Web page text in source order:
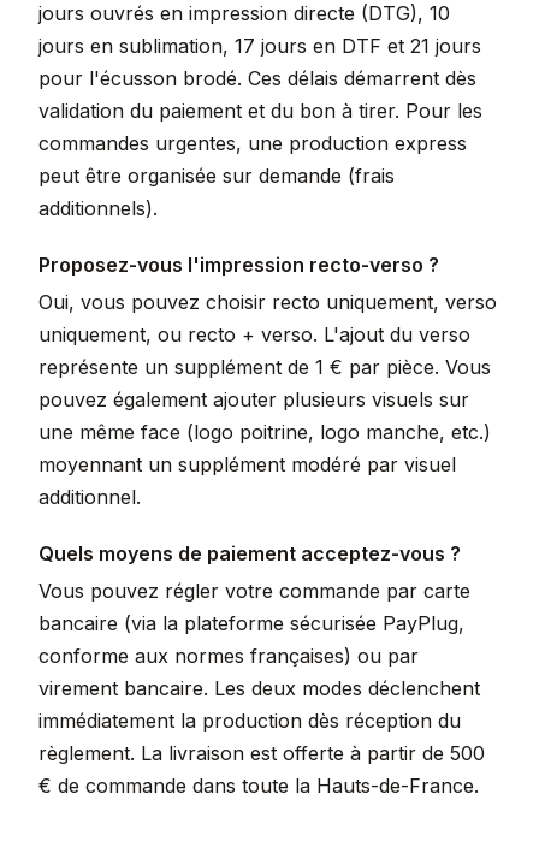
jours ouvrés en impression directe (DTG), 10
jours en sublimation, 17 jours en DTF et 21 jours
pour l'écusson brodé. Ces délais démarrent dès
validation du paiement et du bon à tirer. Pour les
commandes urgentes, une production express
peut être organisée sur demande (frais
additionnels).
Proposez-vous l'impression recto-verso ?
Oui, vous pouvez choisir recto uniquement, verso
uniquement, ou recto + verso. L'ajout du verso
représente un supplément de 1 € par pièce. Vous
pouvez également ajouter plusieurs visuels sur
une même face (logo poitrine, logo manche, etc.)
moyennant un supplément modéré par visuel
additionnel.
Quels moyens de paiement acceptez-vous ?
Vous pouvez régler votre commande par carte
bancaire (via la plateforme sécurisée PayPlug,
conforme aux normes françaises) ou par
virement bancaire. Les deux modes déclenchent
immédiatement la production dès réception du
règlement. La livraison est offerte à partir de 500
€ de commande dans toute la Hauts-de-France.